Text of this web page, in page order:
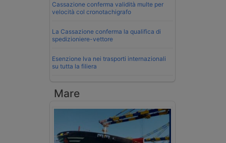
Cassazione conferma validità multe per
velocità col cronotachigrafo
La Cassazione conferma la qualifica di
spedizioniere-vettore
Esenzione Iva nei trasporti internazionali
su tutta la filiera
Mare